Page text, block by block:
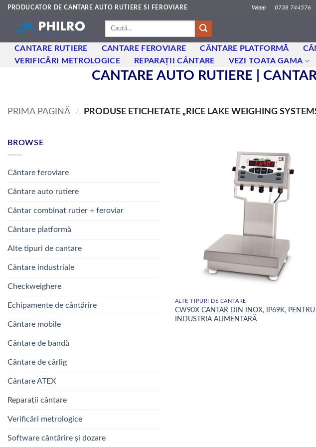
Skip
content
PRODUCATOR DE CANTARE AUTO RUTIERE SI FEROVIARE Wapp 0738 744576
Caută
CANTARE RUTIERE CANTARE FEROVIARE CÂNTARE PLATFORMĂ
VERIFICĂRI METROLOGICE
REPARAȚII CÂNTARE VEZI TOATA GAMA
CANTARE AUTO RUTIERE |
PRIMA PAGINĂ / PRODUSE ETICHETATE „RICE LAKE WEIGHING
BROWSE
Cântare feroviare
Cântare auto rutiere
Cântar combinat rutier + feroviar
Cântare platformă
Alte tipuri de cantare
Cântare industriale
Checkweighere
Echipamente de cântărire
Cântare mobile
Cântare de bandă
Cântare de cârlig
Cântare ATEX
Reparații cântare
Verificări metrologice
Software cântărire și dozare
ALTE TIPURI DE CANTARE
CW90X CANTAR DIN INOX, IP69K, PENTRU
INDUSTRIA ALIMENTARĂ